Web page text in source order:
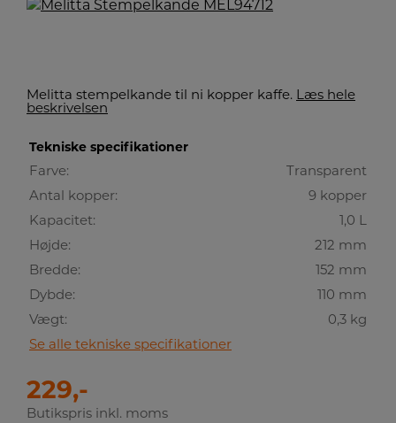
Melitta stempelkande til ni kopper kaffe. Læs hele
beskrivelsen
Tekniske specifikationer
Farve:
Transparent
Antal kopper:
9 kopper
Kapacitet:
1,0 L
Højde:
212 mm
Bredde:
152 mm
Dybde:
110 mm
Vægt:
0,3 kg
Se alle tekniske specifikationer
229,-
Butikspris inkl. moms